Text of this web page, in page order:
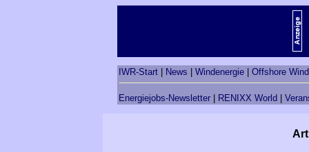
IWR-Start News Windenergie Offshore
Energiejobs-Newsletter RENIXX World